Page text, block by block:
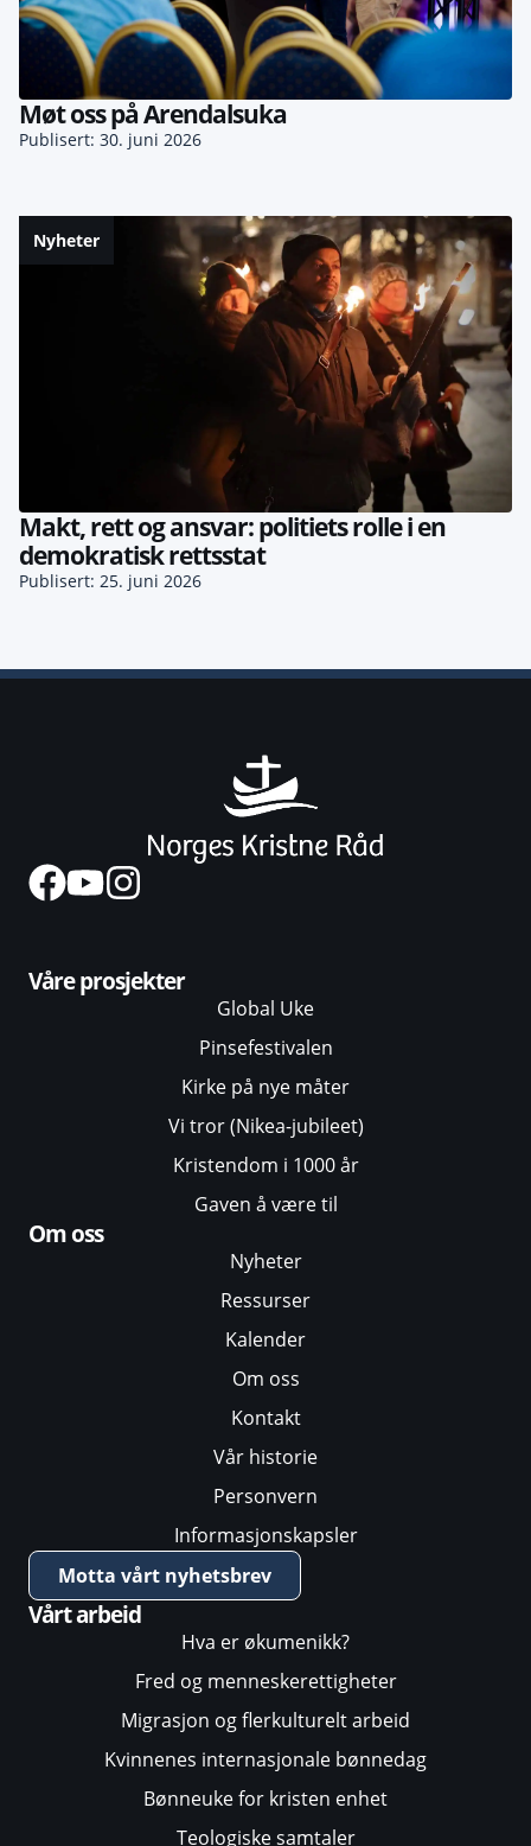
Møt oss på Arendalsuka
Publisert: 30. juni 2026
Nyheter
Makt, rett og ansvar: politiets rolle i en
demokratisk rettsstat
Publisert: 25. juni 2026
Våre prosjekter
Global Uke
Pinsefestivalen
Kirke på nye måter
Vi tror (Nikea-jubileet)
Kristendom i 1000 år
Gaven å være til
Om oss
Nyheter
Ressurser
Kalender
Om oss
Kontakt
Vår historie
Personvern
Informasjonskapsler
Motta vårt nyhetsbrev
Vårt arbeid
Hva er økumenikk?
Fred og menneskerettigheter
Migrasjon og flerkulturelt arbeid
Kvinnenes internasjonale bønnedag
Bønneuke for kristen enhet
Teologiske samtaler